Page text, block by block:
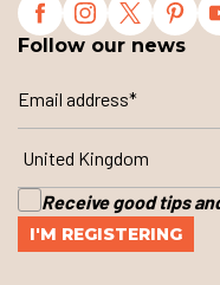
Follow our news
Receive good tips